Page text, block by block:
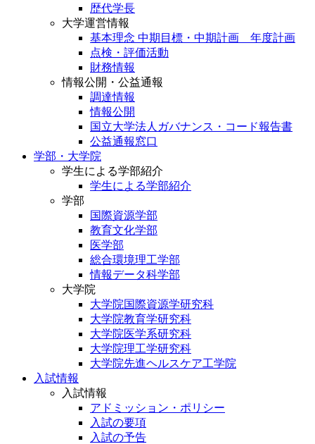
歴代学長
大学運営情報
基本理念 中期目標・中期計画 年度計画
点検・評価活動
財務情報
情報公開・公益通報
調達情報
情報公開
国立大学法人ガバナンス・コード報告書
公益通報窓口
学部・大学院
学生による学部紹介
学生による学部紹介
学部
国際資源学部
教育文化学部
医学部
総合環境理工学部
情報データ科学部
大学院
大学院国際資源学研究科
大学院教育学研究科
大学院医学系研究科
大学院理工学研究科
大学院先進ヘルスケア工学院
入試情報
入試情報
アドミッション・ポリシー
入試の要項
入試の予告